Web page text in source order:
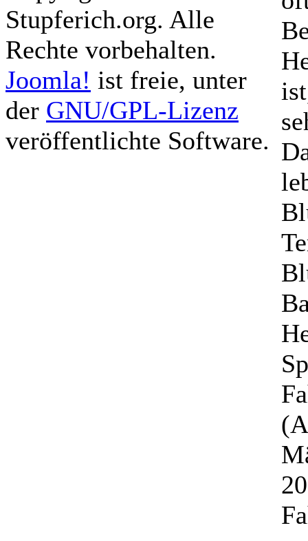
Stupferich.org. Alle
Rechte vorbehalten.
Joomla! ist freie, unter
der GNU/GPL-Lizenz
veröffentlichte Software.